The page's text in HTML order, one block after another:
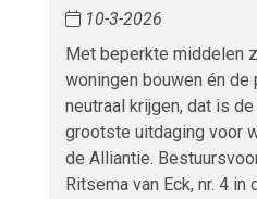
10-3-2026
Met beperkte middelen
woningen bouwen én de
neutraal krijgen, dat is
grootste uitdaging voor
de Alliantie.
Ritsema van Eck, nr. 4 in